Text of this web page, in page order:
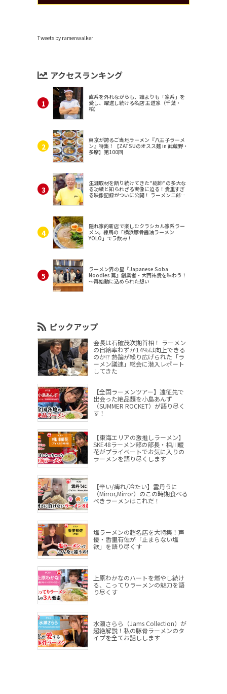
Tweets by ramenwalker
アクセスランキング
直系を外れながらも、誰よりも「家系」を
愛し、躍進し続ける名店 王道家（千葉・
柏）
東京が誇るご当地ラーメン『八王子ラーメ
ン』特集！【ZATSUのオスス麺 in 武蔵野・
多摩】第100回
生涯取材を断り続けてきた“総帥”の多大な
る功績と知られざる実像に迫る！貴重すぎ
る映像記録がついに公開！ ラーメン二郎
隠れ家的新店で楽しむクラシカル家系ラー
メン。練馬の「横浜豚骨醤油ラーメン
YOLO」でラ飲み！
ラーメン界の星『Japanese Soba
Noodles 蔦』創業者・大西祐貴を味わう！
～再始動に込められた想い
ピックアップ
会長は石破茂次期首相！ ラーメン
の自給率わずか14％は向上できる
のか!? 熱論が繰り広げられた「ラ
ーメン議連」総会に潜入レポート
してきた
【全国ラーメンツアー】遠征先で
出会った絶品麺を小島あんず
（SUMMER ROCKET）が語り尽く
す！
【東海エリアの激推しラーメン】
SKE48ラーメン部の部長・相川暖
花がプライベートでお気に入りの
ラーメンを語り尽くします
【辛い/痺れ/冷たい】雲丹うに
（Mirror,Mirror）のこの時期食べる
べきラーメンはこれだ！
塩ラーメンの超名店を大特集！声
優・香里有佐が「止まらない塩
欲」を語り尽くす
上原わかなのハートを燃やし続け
る、こってりラーメンの魅力を語
り尽くす
水瀬さらら（Jams Collection）が
超絶解説！私の豚骨ラーメンのタ
イプを全てお話しします